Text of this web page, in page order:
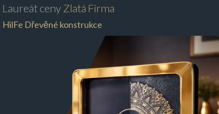
Laureát cenyZlatá Firma
HilFe Dřevěné konstrukce